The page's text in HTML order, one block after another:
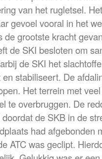
van het rugletsel.
gevoel vooral in het
de grootste kracht
de SKI besloten om
de SKI het
stabiliseert. De
Het terrein met
te overbruggen. De
de SKB in de
had afgebonden
ATC was geclipt.